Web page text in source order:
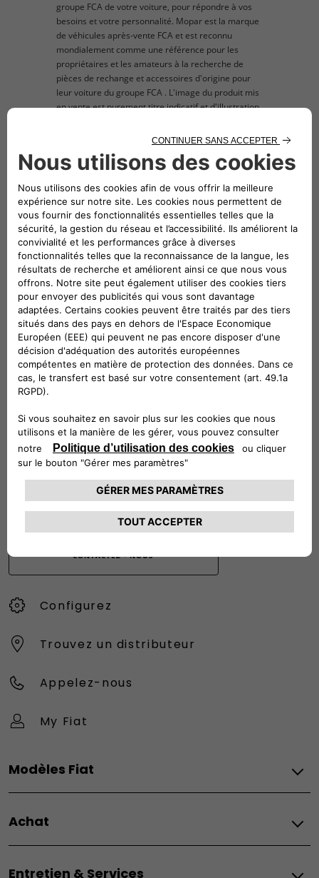
groupe FCA de votre voiture, pour répondre à vos
besoins et votre personnalité. Mopar est la marque
de véhicules après-vente FCA et est reconnu
mondialement comme une référence pour les
propriétaires et les amateurs à la recherche de
pièces de rechange et accessoires d'origine pour
leur voiture du groupe FCA . L'image du produit mis
en vente est purement titre indicatif et d'illustration.
description technique
rouge
Véhicules compatibles
Suivez-nous
CONTACTEZ LE SERVICE CLIENT
CIAO FIAT SERVICE CLIENT
00 800 342 800 00
0080034280000
CONTACTEZ - NOUS
Configurez
Trouvez un distributeur
Appelez-nous
My Fiat
Modèles Fiat
Topolino
Achat
Entretien & Services